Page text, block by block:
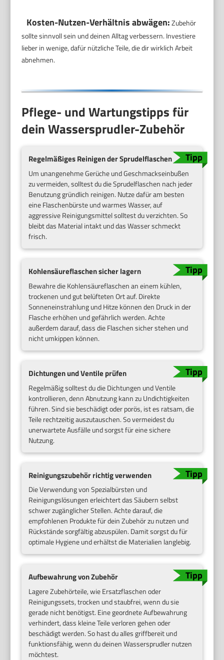
Kosten-Nutzen-Verhältnis abwägen:Zubehör
sollte sinnvoll sein und deinen Alltag verbessern. Investiere
lieber in wenige, dafür nützliche Teile, die dir wirklich Arbeit
abnehmen.
Pflege- und Wartungstipps für
dein Wassersprudler-Zubehör
Regelmäßiges Reinigen der Sprudelflaschen
Um unangenehme Gerüche und Geschmackseinbußen
zu vermeiden, solltest du die Sprudelflaschen nach jeder
Benutzung gründlich reinigen. Nutze dafür am besten
eine Flaschenbürste und warmes Wasser, auf
aggressive Reinigungsmittel solltest du verzichten. So
bleibt das Material intakt und das Wasser schmeckt
frisch.
Kohlensäureflaschen sicher lagern
Bewahre die Kohlensäureflaschen an einem kühlen,
trockenen und gut belüfteten Ort auf. Direkte
Sonneneinstrahlung und Hitze können den Druck in der
Flasche erhöhen und gefährlich werden. Achte
außerdem darauf, dass die Flaschen sicher stehen und
nicht umkippen können.
Dichtungen und Ventile prüfen
Regelmäßig solltest du die Dichtungen und Ventile
kontrollieren, denn Abnutzung kann zu Undichtigkeiten
führen. Sind sie beschädigt oder porös, ist es ratsam, die
Teile rechtzeitig auszutauschen. So vermeidest du
unerwartete Ausfälle und sorgst für eine sichere
Nutzung.
Reinigungszubehör richtig verwenden
Die Verwendung von Spezialbürsten und
Reinigungslösungen erleichtert das Säubern selbst
schwer zugänglicher Stellen. Achte darauf, die
empfohlenen Produkte für dein Zubehör zu nutzen und
Rückstände sorgfältig abzuspülen. Damit sorgst du für
optimale Hygiene und erhältst die Materialien langlebig.
Aufbewahrung von Zubehör
Lagere Zubehörteile, wie Ersatzflaschen oder
Reinigungssets, trocken und staubfrei, wenn du sie
gerade nicht benötigst. Eine geordnete Aufbewahrung
verhindert, dass kleine Teile verloren gehen oder
beschädigt werden. So hast du alles griffbereit und
funktionsfähig, wenn du deinen Wassersprudler nutzen
möchtest.